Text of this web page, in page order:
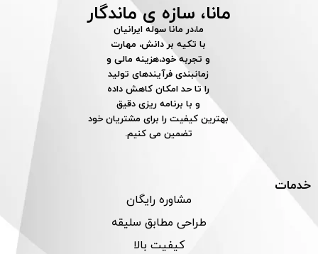
مانا، سازه ی ماندگار
ما،در مانا سوله ایرانیان
با تکیه بر دانش، مهارت
و تجربه خود،هزینه مالی و
زمانبندی فرآیندهای تولید
را تا حد امکان کاهش داده
و با برنامه ریزی دقیق
بهترین کیفیت را برای مشتریان خود
تضمین می کنیم.
خدمات
مشاوره رایگان
طراحی مطابق سلیقه
کیفیت بالا